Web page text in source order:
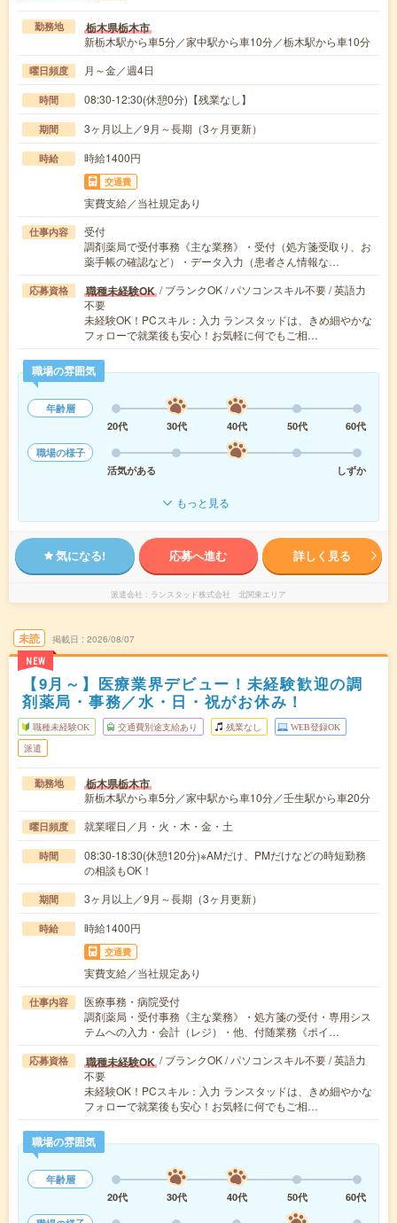
勤務地 栃木県栃木市
新栃木駅から車5分／家中駅から車10分／栃木駅から車10分
曜日頻度 月～金／週4日
時間 08:30-12:30(休憩0分)【残業なし】
期間 3ヶ月以上／9月～長期（3ヶ月更新）
時給 時給1400円
交通費
実費支給／当社規定あり
仕事内容
受付
調剤薬局で受付事務《主な業務》・受付（処方箋受取り、お
薬手帳の確認など）・データ入力（患者さん情報な…
応募資格 職種未経験OK / ブランクOK / パソコンスキル不要 / 英語力
不要
未経験OK！PCスキル：入力 ランスタッドは、きめ細やかな
フォローで就業後も安心！お気軽に何でもご相…
職場の雰囲気
年齢層
20代
30代 40代 50代
60代
職場の様子
活気がある
しずか
もっと見る
気になる! 応募へ進む 詳しく見る
派遣会社 ランスタッド株式会社 北関東エリア
未読
NEW
掲載日 2026/08/07
【9月～】医療業界デビュー！未経験歓迎の調
剤薬局・事務／水・日・祝がお休み！
職種未経験OK 交通費別途支給あり 残業なし WEB登録OK
派遣
勤務地 栃木県栃木市
新栃木駅から車5分／家中駅から車10分／壬生駅から車20分
曜日頻度 就業曜日／月・火・木・金・土
時間
08:30-18:30(休憩120分)※AMだけ、PMだけなどの時短勤務
の相談もOK！
期間 3ヶ月以上／9月～長期（3ヶ月更新）
時給 時給1400円
交通費
実費支給／当社規定あり
仕事内容
医療事務・病院受付
調剤薬局・受付事務《主な業務》・処方箋の受付・専用シス
テムへの入力・会計（レジ）・他、付随業務《ポイ…
応募資格 職種未経験OK / ブランクOK / パソコンスキル不要 / 英語力
不要
未経験OK！PCスキル：入力 ランスタッドは、きめ細やかな
フォローで就業後も安心！お気軽に何でもご相…
職場の雰囲気
年齢層
20代
30代 40代 50代
60代